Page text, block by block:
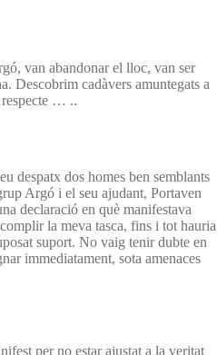
van abandonar el lloc, van ser
Descobrim cadàvers amuntegats a
respecte … ..
despatx dos homes ben semblants
Argó i el seu ajudant, Portaven
declaració en què manifestava
la meva tasca, fins i tot hauria
suport. No vaig tenir dubte en
immediatament, sota amenaces
per no estar ajustat a la veritat